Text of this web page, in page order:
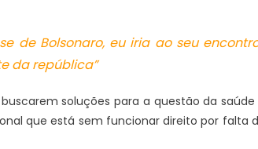
de Bolsonaro, eu iria ao seu
da república”
soluções para a questão da saúde
que está sem funcionar direito por falta